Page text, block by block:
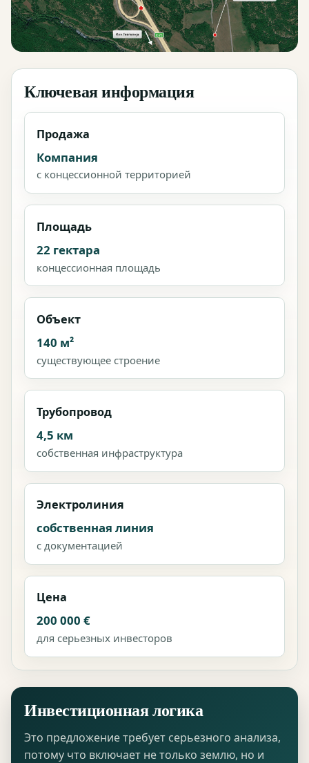
Ключевая информация
Продажа
Компания
с концессионной территорией
Площадь
22 гектара
концессионная площадь
Объект
140 м²
существующее строение
Трубопровод
4,5 км
собственная инфраструктура
Электролиния
собственная линия
с документацией
Цена
200 000 €
для серьезных инвесторов
Инвестиционная логика
Это предложение требует серьезного анализа,
потому что включает не только землю, но и